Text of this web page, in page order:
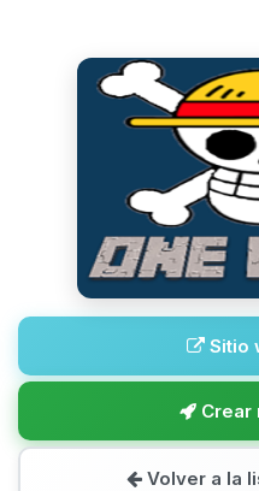
Sitio
Crear
Volver a la